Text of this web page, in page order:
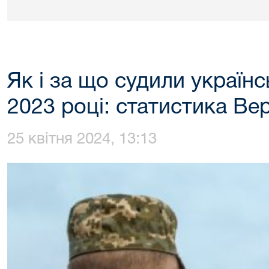
Як і за що судили
2023 році: статистика
25 квітня 2024, 13:13